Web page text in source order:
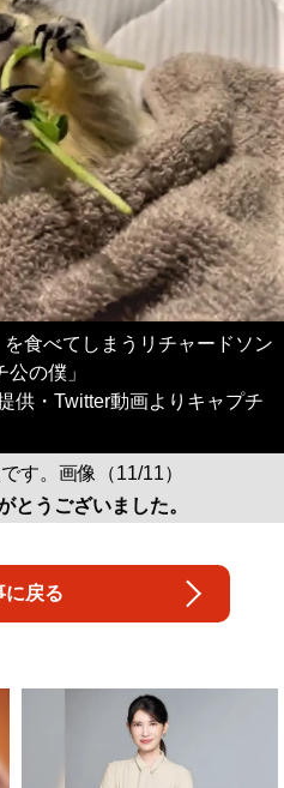
食べてしまうリチャードソン
の僕」
供・Twitter動画よりキャプチ
す。画像（11/11）
とうございました。
に戻る